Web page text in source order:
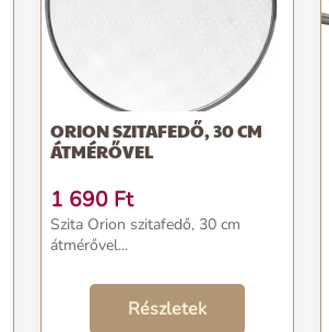
ORION SZITAFEDŐ, 30 CM
ÁTMÉRŐVEL
1 690 Ft
Szita Orion szitafedő, 30 cm
átmérővel...
Részletek